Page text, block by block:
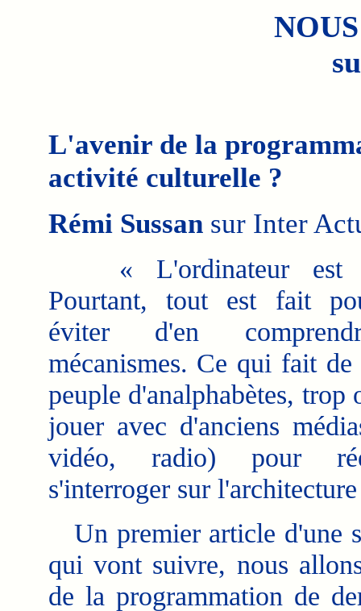
L'avenir de la
activité culturelle ?
Rémi Sussansur Inter
« L'ordinateur est
Pourtant, tout est fait
éviter d'en
mécanismes. Ce qui fait de
peuple d'analphabètes, trop
jouer avec d'anciens
vidéo, radio) pour
s'interroger sur
Un premier article d'une
qui vont suivre, nous
de la programmation de